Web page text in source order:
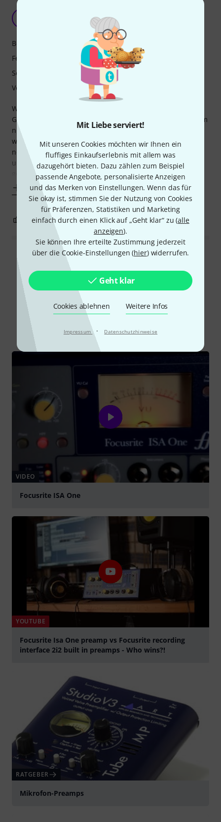
Mit Liebe serviert!
Mit unseren Cookies möchten wir Ihnen ein
fluffiges Einkaufserlebnis mit allem was
dazugehört bieten. Dazu zählen zum Beispiel
passende Angebote, personalisierte Anzeigen
und das Merken von Einstellungen. Wenn das für
Sie okay ist, stimmen Sie der Nutzung von Cookies
für Präferenzen, Statistiken und Marketing
einfach durch einen Klick auf „Geht klar“ zu (alle
anzeigen).
Sie können Ihre erteilte Zustimmung jederzeit
über die Cookie-Einstellungen (hier) widerrufen.
Geht klar
Cookies ablehnen Weitere Infos
Impressum · Datenschutzhinweise
Lupo67 06.11.2019
Wer besonderen Sound erwartet ist beim ISA One falsch.
Genau das ist die Stärke dieses Micpreamps. Sehr clean um
nicht steril sagen zu müssen. Seid Ihr im Besitz eines Mic's
welchen Sound Ihr bereits liebt und nicht vor habt diesen
noch weiter zu färben, sondern wollt einfach ein cleanes
und Verstärktes Signal, dann seid Ihr bei dem ISA One
genau richtig. Mit der
Mehr anzeigen
Bedienung
Features
Sound
Verarbeitung
1 BEWERTUNG MELDEN
Alle Bewertungen lesen
Schon gewusst?
Videos Ratgeber Testberichte
VIDEO
Focusrite ISA One
YOUTUBE
Focusrite Isa One preamp vs Focusrite recording
interface 2i2 built in preamps - Who wins?!
RATGEBER
Mikrofon-Preamps